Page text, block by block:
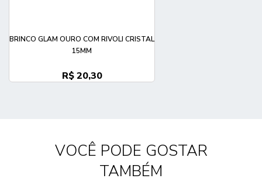
BRINCO GLAM OURO COM RIVOLI CRISTAL
15MM
R$ 20,30
VOCÊ PODE GOSTAR
TAMBÉM